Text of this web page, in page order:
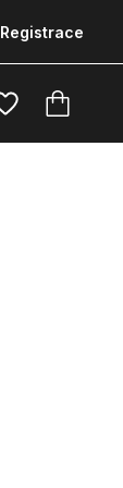
Registrace